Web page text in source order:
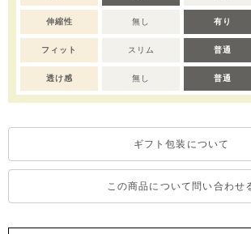
※撮影･モニター環境等により実際の商品の色
場合がございます。
※濃色部分は、摩擦や汗・雨などにより、他の
グ等に色移りする場合がございます。淡色の
や着用の際は、十分ご注意ください。
※色移りを防ぐため、手洗い後はタオルで軽
伸縮性 無し 有り
フィット スリム 普通
透け感 無し 普通
ギフト包装について
この商品について問い合わせ